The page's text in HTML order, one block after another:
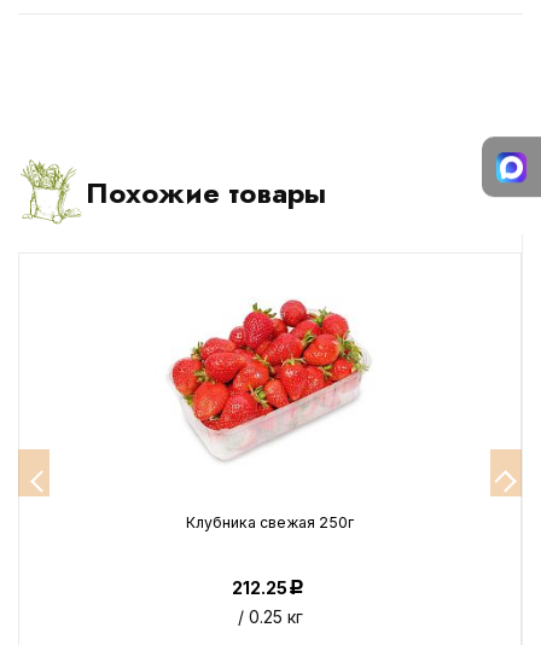
Похожие товары
Клубника свежая 250г
212.25Р
/ 0.25 кг